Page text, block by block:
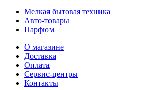
Мелкая бытовая техника
Авто-товары
Парфюм
О магазине
Доставка
Оплата
Сервис-центры
Контакты